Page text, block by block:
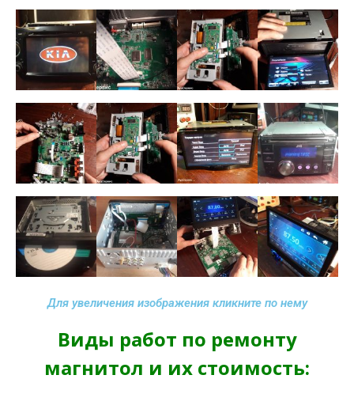
Для увеличения изображения кликните по нему
Виды работ по ремонту
магнитол и их стоимость: